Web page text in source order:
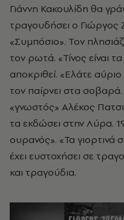
Γιάννη Κακουλίδη θα
τραγουδήσει ο
«Συμπόσιο». Τον
τον ρωτά. «Τίνος είναι
αποκριθεί. «Ελάτε
τον παίρνει στα
«γνωστός» Αλέκος
τα εκδώσει στην Λύρα.
ουρανός». «Τα γιορτινά
έχει ευστοχήσει σε
και τραγούδια.